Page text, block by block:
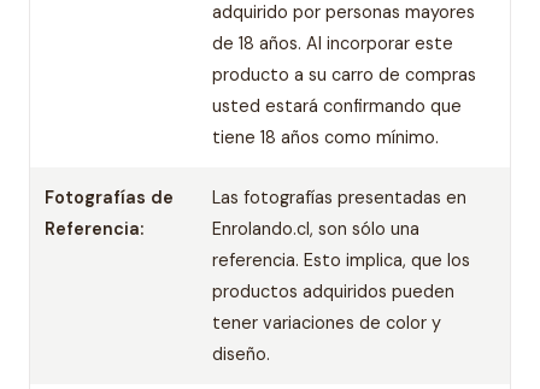
adquirido por personas mayores
de 18 años. Al incorporar este
producto a su carro de compras
usted estará confirmando que
tiene 18 años como mínimo.
Fotografías de
Referencia:
Las fotografías presentadas en
Enrolando.cl, son sólo una
referencia. Esto implica, que los
productos adquiridos pueden
tener variaciones de color y
diseño.